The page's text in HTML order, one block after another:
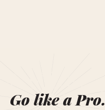
Go like a Pro.